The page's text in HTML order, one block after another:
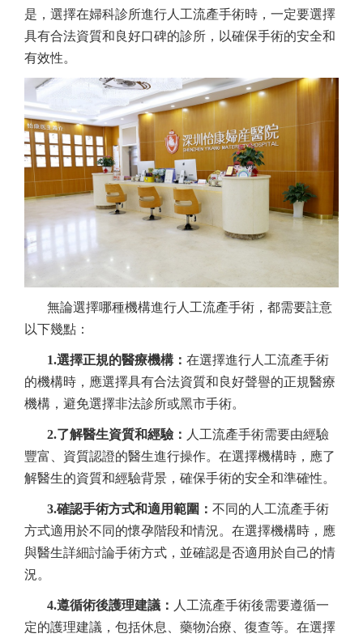
是，選擇在婦科診所進行人工流產手術時，一定要選擇
具有合法資質和良好口碑的診所，以確保手術的安全和
有效性。
無論選擇哪種機構進行人工流產手術，都需要註意
以下幾點：
1.選擇正規的醫療機構： 在選擇進行人工流產手術
的機構時，應選擇具有合法資質和良好聲譽的正規醫療
機構，避免選擇非法診所或黑市手術。
2.了解醫生資質和經驗： 人工流產手術需要由經驗
豐富、資質認證的醫生進行操作。在選擇機構時，應了
解醫生的資質和經驗背景，確保手術的安全和準確性。
3.確認手術方式和適用範圍： 不同的人工流產手術
方式適用於不同的懷孕階段和情況。在選擇機構時，應
與醫生詳細討論手術方式，並確認是否適用於自己的情
況。
4.遵循術後護理建議： 人工流產手術後需要遵循一
定的護理建議，包括休息、藥物治療、復查等。在選擇